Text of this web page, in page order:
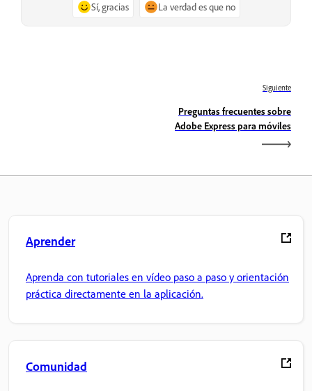
Sí, gracias La verdad es que no
Siguiente
Preguntas frecuentes sobre
Adobe Express para móviles
Aprender
Aprenda con tutoriales en vídeo paso a paso y orientación
práctica directamente en la aplicación.
Comunidad